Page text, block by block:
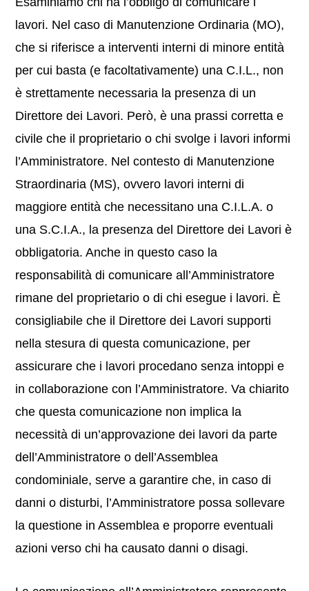
lavori. Nel caso di Manutenzione Ordinaria (MO),
che si riferisce a interventi interni di minore entità
per cui basta (e facoltativamente) una C.I.L., non
è strettamente necessaria la presenza di un
Direttore dei Lavori. Però, è una prassi corretta e
civile che il proprietario o chi svolge i lavori informi
l’Amministratore. Nel contesto di Manutenzione
Straordinaria (MS), ovvero lavori interni di
maggiore entità che necessitano una C.I.L.A. o
una S.C.I.A., la presenza del Direttore dei Lavori è
obbligatoria. Anche in questo caso la
responsabilità di comunicare all’Amministratore
rimane del proprietario o di chi esegue i lavori. È
consigliabile che il Direttore dei Lavori supporti
nella stesura di questa comunicazione, per
assicurare che i lavori procedano senza intoppi e
in collaborazione con l’Amministratore. Va chiarito
che questa comunicazione non implica la
necessità di un’approvazione dei lavori da parte
dell’Amministratore o dell’Assemblea
condominiale, serve a garantire che, in caso di
danni o disturbi, l’Amministratore possa sollevare
la questione in Assemblea e proporre eventuali
azioni verso chi ha causato danni o disagi.